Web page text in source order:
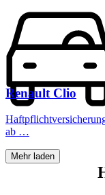
Renault Clio
ab …
Mehr laden